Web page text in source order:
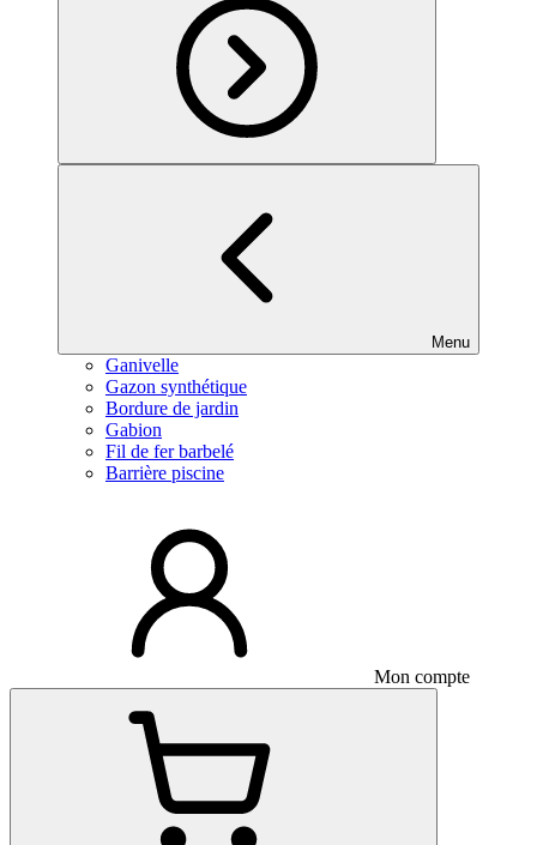
Menu
Ganivelle
Gazon synthétique
Bordure de jardin
Gabion
Fil de fer barbelé
Barrière piscine
Mon compte